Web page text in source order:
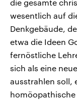
die gesamte
wesentlich auf
Denkgebäude,
etwa die Ideen
fernöstliche
sich als eine
ausstrahlen soll,